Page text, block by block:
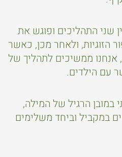
שני התהליכים ופוגש את
הזוגיות, ולאחר מכן, כאשר
אנחנו ממשיכים לתהליך של
עם הילדים.
הרגיל של המילה,
במקביל וביחד משלימים